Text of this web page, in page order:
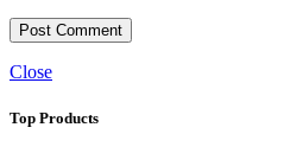
Close
Top Products